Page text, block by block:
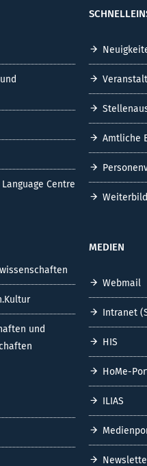
Centre
und
Amtliche
MEDIEN
Webmail
Intranet
HIS
HoMe-
ILIAS